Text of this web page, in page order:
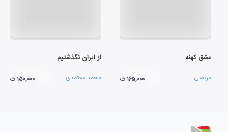
عشق کهنه
مرتضی ۱۶۵,۰۰۰ ت
از ایران نگذشتیم
محمد معتمدی ۱۵۰,۰۰۰ ت